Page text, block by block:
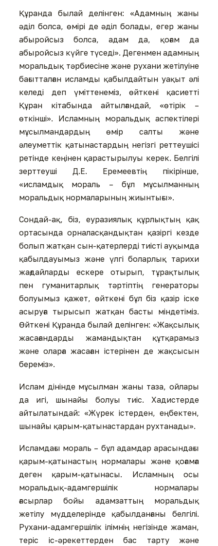
Құранда былай делінген: «Адамның жаны
әділ болса, өмірі де әділ болады, егер жаны
абыройсыз болса, адам да, қоғам да
абыройсыз күйге түседі». Дегенмен адамның
моральдық тәрбиесіне және рухани жетілуіне
бағытталған исламды қабылдайтын уақыт әлі
келеді деп үміттенеміз, өйткені қасиетті
Құран кітабында айтылғандай, «өтірік –
өткінші». Исламның моральдық аспектілері
мұсылмандардың өмір салты және
әлеуметтік қатынастардың негізгі реттеушісі
ретінде кеңінен қарастырылуы керек. Белгілі
зерттеуші Д.Е. Еремеевтің пікірінше,
«исламдық мораль – бұл мұсылманның
моральдық нормаларының жиынтығы».
Сондай-ақ, біз, еуразиялық құрлықтың қақ
ортасында орналасқандықтан қазіргі кезде
болып жатқан сын-қатерлерді тиісті ауқымда
қабылдауымыз және үлгі боларлық тарихи
жағдайларды ескере отырып, тұрақтылық
пен гуманитарлық тәртіптің генераторы
болуымыз қажет, өйткені бұл біз қазір іске
асыруға тырысып жатқан басты міндетіміз.
Өйткені Құранда былай делінген: «Жақсылық
жасағандарды жамандықтан құтқарамыз
және оларға жасаған істерінен де жақсысын
береміз».
Ислам дінінде мұсылман жаны таза, ойлары
да игі, шынайы болуы тиіс. Хадистерде
айтылатындай: «Жүрек істерден, еңбектен,
шынайы қарым-қатынастардан рухтанады».
Исламдағы мораль – бұл адамдар арасындағы
қарым-қатынастың нормалары және қоғамға
деген қарым-қатынасы. Исламның осы
моральдық-адамгершілік нормалары
ғасырлар бойы адамзаттың моральдық
жетілу мүдделерінде қабылданғаны белгілі.
Рухани-адамгершілік ілімнің негізінде жаман,
теріс іс-әрекеттерден бас тарту және